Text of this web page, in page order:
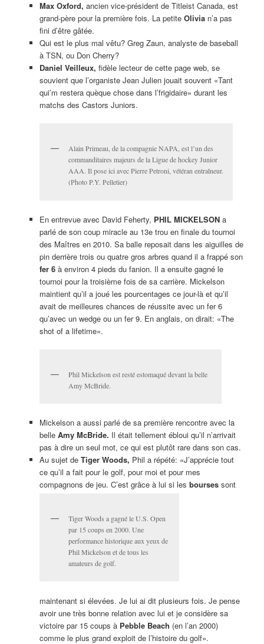
Max Oxford, ancien vice-président de Titleist Canada, est
grand-père pour la première fois. La petite Olivian’a pas
fini d’être gâtée.
Qui est le plus mal vêtu? Greg Zaun, analyste de baseball
à TSN, ou Don Cherry?
Daniel Veilleux, fidèle lecteur de cette page web, se
souvient que l’organiste Jean Julien jouait souvent «Tant
qui’m restera quèque chose dans l’frigidaire» durant les
matchs des Castors Juniors.
Alain Primeau, de la compagnie NAPA, est l’un des
commanditaires majeurs de la Ligue de hockey Junior
AAA. Il pose ici avec Pierre Petroni, vétéran entraîneur.
(Photo P.Y. Pelletier)
En entrevue avec David Feherty, PHIL MICKELSONa
parlé de son coup miracle au 13e trou en finale du tournoi
des Maîtres en 2010. Sa balle reposait dans les aiguilles de
pin derrière trois ou quatre gros arbres quand il a frappé son
fer 6à environ 4 pieds du fanion. Il a ensuite gagné le
tournoi pour la troisième fois de sa carrière. Mickelson
maintient qu’il a joué les pourcentages ce jour-là et qu’il
avait de meilleures chances de réussite avec un fer 6
qu’avec un wedge ou un fer 9. En anglais, on dirait: «The
shot of a lifetime».
Phil Mickelson est resté estomaqué devant la belle
Amy McBride.
Mickelson a aussi parlé de sa première rencontre avec la
belle Amy McBride. Il était tellement ébloui qu’il n’arrivait
pas à dire un seul mot, ce qui est plutôt rare dans son cas.
Au sujet de Tiger Woods, Phil a répété: «J’apprécie tout
ce qu’il a fait pour le golf, pour moi et pour mes
compagnons de jeu. C’est grâce à lui si les boursessont
Tiger Woods a gagné le U.S. Open
par 15 coups en 2000. Une
performance historique aux yeux de
Phil Mickelson et de tous les
amateurs de golf.
maintenant si élevées. Je lui ai dit plusieurs fois. Je pense
avoir une très bonne relation avec lui et je considère sa
victoire par 15 coups à Pebble Beach (en l’an 2000)
comme le plus grand exploit de l’histoire du golf».